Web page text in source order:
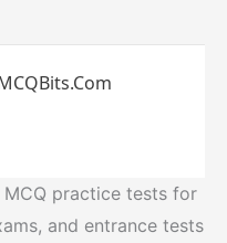
practice tests for
and entrance tests